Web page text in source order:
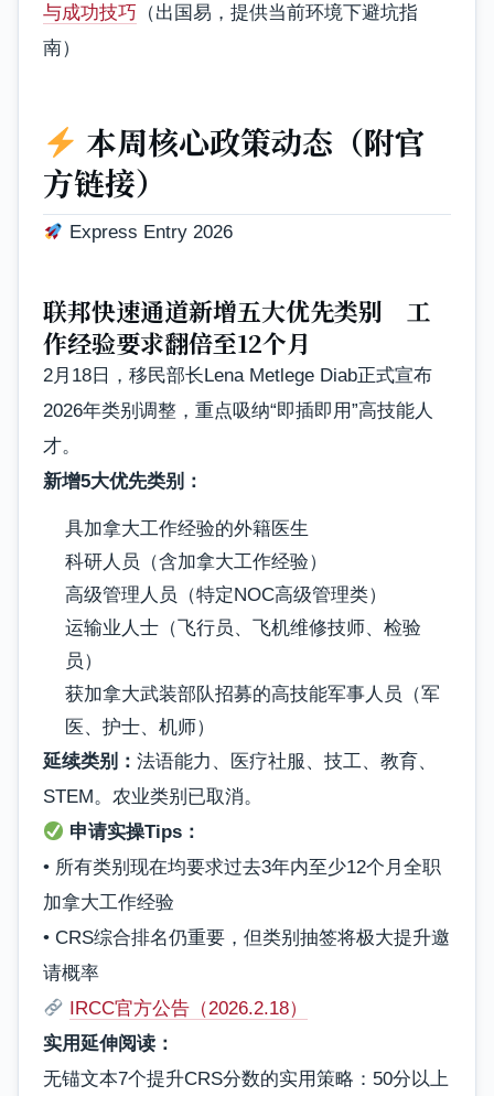
与成功技巧 （出国易，提供当前环境下避坑指
南）
本周核心政策动态（附官
方链接）
Express Entry 2026
联邦快速通道新增五大优先类别 工
作经验要求翻倍至12个月
2月18日，移民部长Lena Metlege Diab正式宣布
2026年类别调整，重点吸纳“即插即用”高技能人
才。
新增5大优先类别：
具加拿大工作经验的外籍医生
科研人员（含加拿大工作经验）
高级管理人员（特定NOC高级管理类）
运输业人士（飞行员、飞机维修技师、检验
员）
获加拿大武装部队招募的高技能军事人员（军
医、护士、机师）
延续类别： 法语能力、医疗社服、技工、教育、
STEM。农业类别已取消。
申请实操Tips：
• 所有类别现在均要求过去3年内至少12个月全职
加拿大工作经验
• CRS综合排名仍重要，但类别抽签将极大提升邀
请概率
IRCC官方公告（2026.2.18）
实用延伸阅读：
无锚文本7个提升CRS分数的实用策略：50分以上